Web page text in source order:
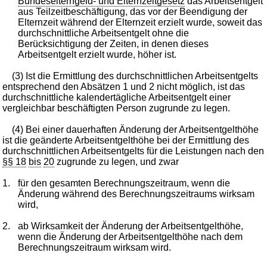
aus Teilzeitbeschäftigung, das vor der Beendigung der
Elternzeit während der Elternzeit erzielt wurde, soweit das
durchschnittliche Arbeitsentgelt ohne die
Berücksichtigung der Zeiten, in denen dieses
Arbeitsentgelt erzielt wurde, höher ist.
(3) Ist die Ermittlung des durchschnittlichen Arbeitsentgelts
entsprechend den Absätzen 1 und 2 nicht möglich, ist das
durchschnittliche kalendertägliche Arbeitsentgelt einer
vergleichbar beschäftigten Person zugrunde zu legen.
(4) Bei einer dauerhaften Änderung der Arbeitsentgelthöhe
ist die geänderte Arbeitsentgelthöhe bei der Ermittlung des
durchschnittlichen Arbeitsentgelts für die Leistungen nach den
§§ 18 bis 20 zugrunde zu legen, und zwar
1.
für den gesamten Berechnungszeitraum, wenn die
Änderung während des Berechnungszeitraums wirksam
wird,
2.
ab Wirksamkeit der Änderung der Arbeitsentgelthöhe,
wenn die Änderung der Arbeitsentgelthöhe nach dem
Berechnungszeitraum wirksam wird.